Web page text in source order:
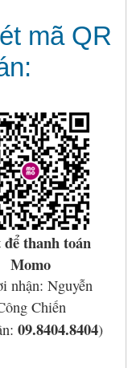
mã QR
để thanh toán
Momo
nhận: Nguyễn
Chiến
09.8404.8404)